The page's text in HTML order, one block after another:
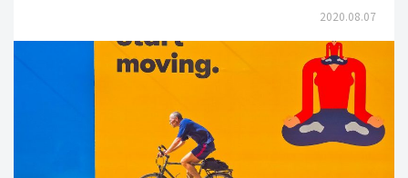
2020.08.07